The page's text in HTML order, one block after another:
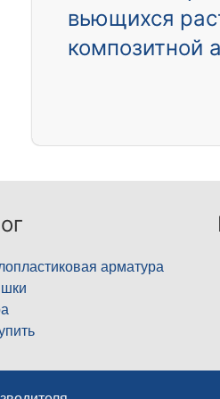
вьющихся
композитной
арматура